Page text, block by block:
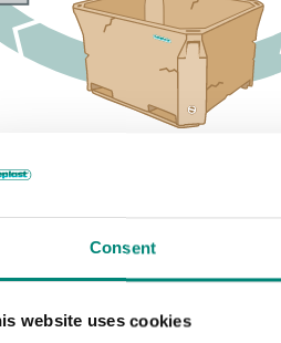
Consent
website uses cookies